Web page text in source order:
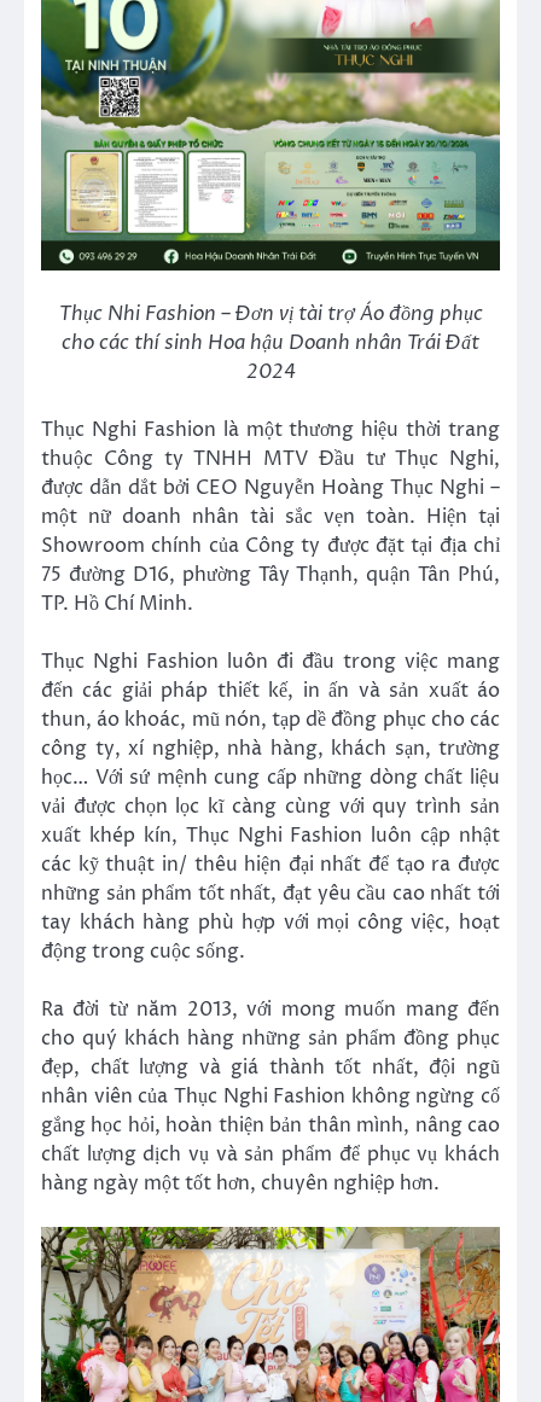
Thục Nhi Fashion – Đơn vị tài trợ Áo đồng phục
cho các thí sinh Hoa hậu Doanh nhân Trái Đất
2024
Thục Nghi Fashion là một thương hiệu thời trang
thuộc Công ty TNHH MTV Đầu tư Thục Nghi,
được dẫn dắt bởi CEO Nguyễn Hoàng Thục Nghi –
một nữ doanh nhân tài sắc vẹn toàn. Hiện tại
Showroom chính của Công ty được đặt tại địa chỉ
75 đường D16, phường Tây Thạnh, quận Tân Phú,
TP. Hồ Chí Minh.
Thục Nghi Fashion luôn đi đầu trong việc mang
đến các giải pháp thiết kế, in ấn và sản xuất áo
thun, áo khoác, mũ nón, tạp dề đồng phục cho các
công ty, xí nghiệp, nhà hàng, khách sạn, trường
học… Với sứ mệnh cung cấp những dòng chất liệu
vải được chọn lọc kĩ càng cùng với quy trình sản
xuất khép kín, Thục Nghi Fashion luôn cập nhật
các kỹ thuật in/ thêu hiện đại nhất để tạo ra được
những sản phẩm tốt nhất, đạt yêu cầu cao nhất tới
tay khách hàng phù hợp với mọi công việc, hoạt
động trong cuộc sống.
Ra đời từ năm 2013, với mong muốn mang đến
cho quý khách hàng những sản phẩm đồng phục
đẹp, chất lượng và giá thành tốt nhất, đội ngũ
nhân viên của Thục Nghi Fashion không ngừng cố
gắng học hỏi, hoàn thiện bản thân mình, nâng cao
chất lượng dịch vụ và sản phẩm để phục vụ khách
hàng ngày một tốt hơn, chuyên nghiệp hơn.